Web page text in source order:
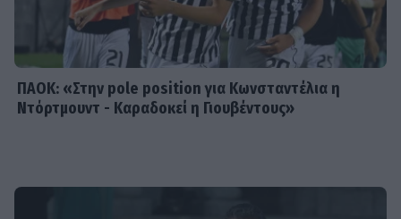
ΠΑΟΚ: «Στην pole position για Κωνσταντέλια η
Ντόρτμουντ - Καραδοκεί η Γιουβέντους»